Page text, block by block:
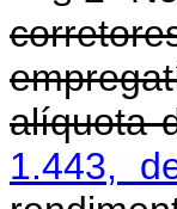
alíquota
1.443,